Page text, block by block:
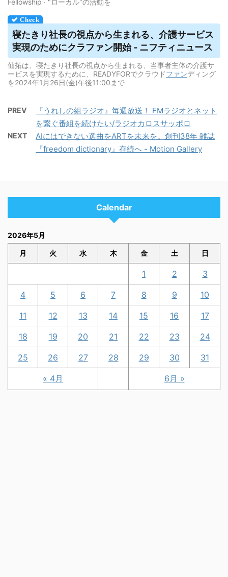
Fellowship · "ローカル"の活動を
寝たきり社長の視点から生まれる、介護サービス
実現のためにクラファン開始 - ニフティニュース
仙拓は、寝たきり社長の視点から生まれる、当事者主体の介護サ
ービスを実現するために、READYFORでクラウドファンディング
を2024年1月26日(金)午後11:00まで
PREV
『うれしの組ラジオ』毎週放送！ FMラジオとネット
を繋ぐ番組を続けたい/ラジオカロスサッポロ
NEXT
AIにはできない選曲をARTを未来を。創刊38年 雑誌
『freedom dictionary』存続へ - Motion Gallery
Calendar
2026年5月
月 火 水 木 金 土 日
« 4月 6月 »
1 2 3
4 5 6 7 8 9 10
11 12 13 14 15 16 17
18 19 20 21 22 23 24
25 26 27 28 29 30 31